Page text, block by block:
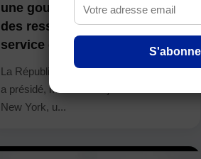
une gouvernance équitable
des ressources naturelles au
service de la paix
La République démocratique du Congo
a présidé, mercredi 22 juillet 2026 à
New York, u...